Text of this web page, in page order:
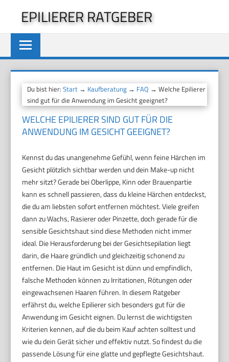
springen
EPILIERER RATGEBER
Du bist hier:Start → Kaufberatung → FAQ → Welche Epilierer
sind gut für die Anwendung im Gesicht geeignet?
WELCHE EPILIERER SIND GUT FÜR DIE
ANWENDUNG IM GESICHT GEEIGNET?
Kennst du das unangenehme Gefühl, wenn feine Härchen im
Gesicht plötzlich sichtbar werden und dein Make-up nicht
mehr sitzt? Gerade bei Oberlippe, Kinn oder Brauenpartie
kann es schnell passieren, dass du kleine Härchen entdeckst,
die du am liebsten sofort entfernen möchtest. Viele greifen
dann zu Wachs, Rasierer oder Pinzette, doch gerade für die
sensible Gesichtshaut sind diese Methoden nicht immer
ideal. Die Herausforderung bei der Gesichtsepilation liegt
darin, die Haare gründlich und gleichzeitig schonend zu
entfernen. Die Haut im Gesicht ist dünn und empfindlich,
falsche Methoden können zu Irritationen, Rötungen oder
eingewachsenen Haaren führen. In diesem Ratgeber
erfährst du, welche Epilierer sich besonders gut für die
Anwendung im Gesicht eignen. Du lernst die wichtigsten
Kriterien kennen, auf die du beim Kauf achten solltest und
wie du dein Gerät sicher und effektiv nutzt. So findest du die
passende Lösung für eine glatte und gepflegte Gesichtshaut.